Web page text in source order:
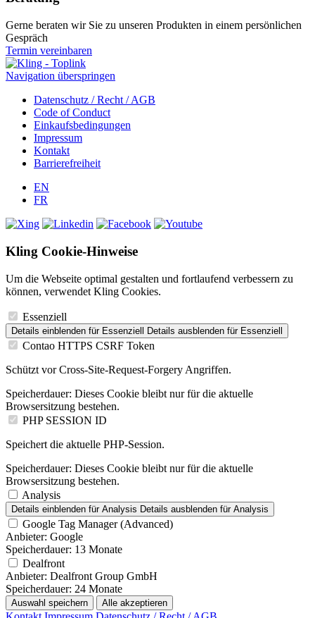
Gerne beraten wir Sie zu unseren Produkten in einem persönlichen
Gespräch
Termin vereinbaren
Navigation überspringen
Datenschutz / Recht / AGB
Code of Conduct
Einkaufsbedingungen
Impressum
Kontakt
Barrierefreiheit
EN
FR
Kling Cookie-Hinweise
Um die Webseite optimal gestalten und fortlaufend verbessern zu
können, verwendet Kling Cookies.
Essenziell
Details einblenden für Essenziell Details ausblenden für Essenziell
Contao HTTPS CSRF Token
Schützt vor Cross-Site-Request-Forgery Angriffen.
Speicherdauer: Dieses Cookie bleibt nur für die aktuelle
Browsersitzung bestehen.
PHP SESSION ID
Speichert die aktuelle PHP-Session.
Speicherdauer: Dieses Cookie bleibt nur für die aktuelle
Browsersitzung bestehen.
Analysis
Details einblenden für Analysis Details ausblenden für Analysis
Google Tag Manager (Advanced)
Anbieter: Google
Speicherdauer: 13 Monate
Dealfront
Anbieter: Dealfront Group GmbH
Speicherdauer: 24 Monate
Auswahl speichern Alle akzeptieren